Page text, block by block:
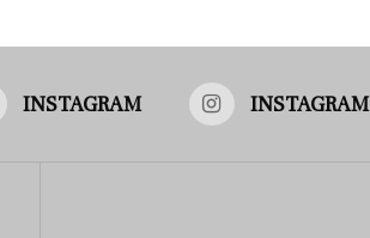
INSTAGRAM INSTAGRAM